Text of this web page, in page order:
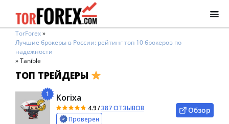
TorForex»
Лучшие брокеры в России: рейтинг топ 10 брокеров по
надежности
»Tanible
ТОП ТРЕЙДЕРЫ
1 Korixa
4.9/387 ОТЗЫВОВ
Проверен
Обзор